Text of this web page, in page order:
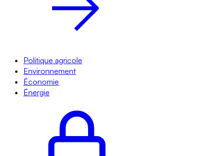
Politique agricole
Environnement
Économie
Énergie